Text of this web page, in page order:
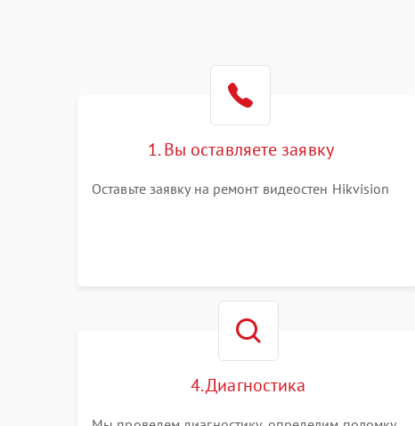
1. Вы оставляете заявку
Оставьте заявку на ремонт видеостен Hikvision
4. Диагностика